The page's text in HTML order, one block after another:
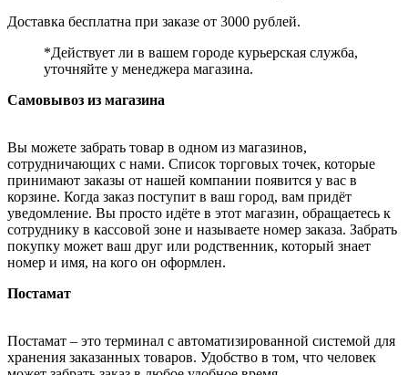
Доставка бесплатна при заказе от 3000 рублей.
*Действует ли в вашем городе курьерская служба,
уточняйте у менеджера магазина.
Самовывоз из магазина
Вы можете забрать товар в одном из магазинов,
сотрудничающих с нами. Список торговых точек, которые
принимают заказы от нашей компании появится у вас в
корзине. Когда заказ поступит в ваш город, вам придёт
уведомление. Вы просто идёте в этот магазин, обращаетесь к
сотруднику в кассовой зоне и называете номер заказа. Забрать
покупку может ваш друг или родственник, который знает
номер и имя, на кого он оформлен.
Постамат
Постамат – это терминал с автоматизированной системой для
хранения заказанных товаров. Удобство в том, что человек